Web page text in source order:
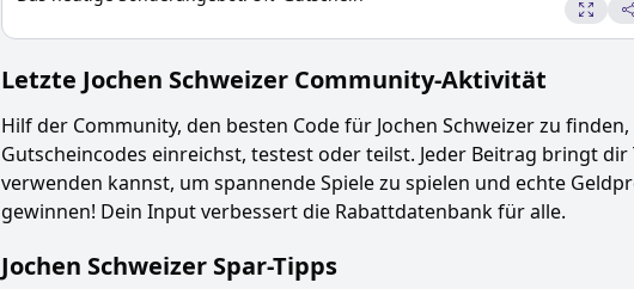
Letzte Jochen Schweizer Community-Aktivität
Hilf der Community, den besten Code für Jochen Schweizerzu
Gutscheincodes einreichst, testest oder teilst. Jeder Beitrag bringt dir
verwenden kannst, um spannende Spiele zu spielen und echte
gewinnen! Dein Input verbessert die Rabattdatenbank für alle.
Jochen Schweizer Spar-Tipps